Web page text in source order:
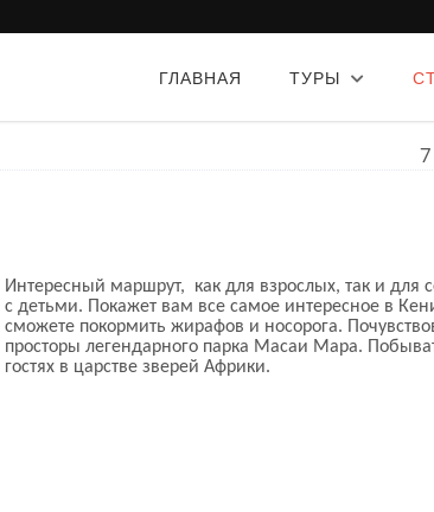
ГЛАВНАЯ ТУРЫ
Интересный маршрут, как для взрослых, так и для
с детьми. Покажет вам все самое интересное в
сможете покормить жирафов и носорога.
просторы легендарного парка Масаи Мара.
гостях в царстве зверей Африки.